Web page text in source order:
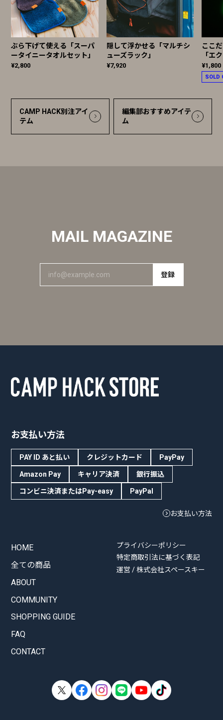
ぶら下げて使える「スーパ
ータイニータオルセット」
¥2,800
隠して浮かせる「マルチシ
ューズラック」
¥7,920
ここ
「エ
¥1,800
SOLD
CAMP HACK別注アイ
テム
編集部おすすめアイテ
ム
MAIL MAGAZINE
登録
お支払い方法
PAY ID あと払い クレジットカード PayPay
Amazon Pay キャリア決済 銀行振込
コンビニ決済またはPay-easy PayPal
お支払い方法
HOME
全ての商品
ABOUT
COMMUNITY
SHOPPING GUIDE
FAQ
CONTACT
プライバシーポリシー
特定商取引法に基づく表記
運営 / 株式会社スペースキー